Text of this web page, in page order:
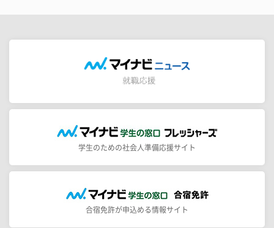
学生のための社会人準備応援サイト
合宿免許が申込める情報サイト